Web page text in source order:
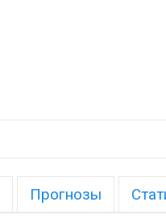
Прогнозы